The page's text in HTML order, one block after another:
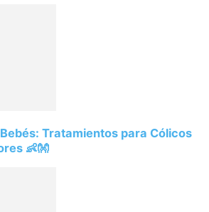
Tratamientos para Cólicos
👶👐